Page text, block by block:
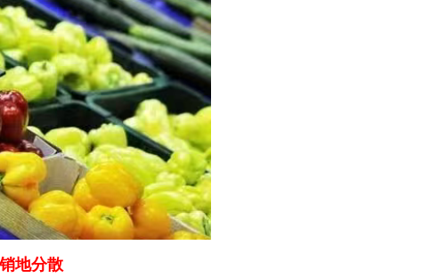
地分散